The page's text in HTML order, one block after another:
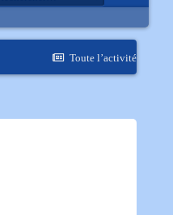
Toute l’activité